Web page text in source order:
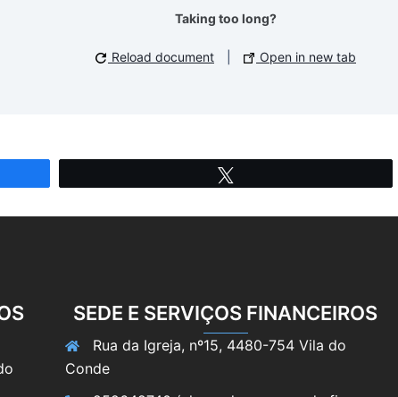
Taking too long?
Reload document Open in new tab
SEDE E SERVIÇOS FINANCEIROS
Rua da Igreja, nº15, 4480-754 Vila do
Conde